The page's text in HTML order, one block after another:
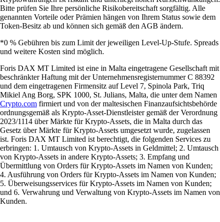
Bitte prüfen Sie Ihre persönliche Risikobereitschaft sorgfältig. Alle
genannten Vorteile oder Prämien hängen von Ihrem Status sowie dem
Token-Besitz ab und können sich gemäß den AGB ändern.
*0 % Gebühren bis zum Limit der jeweiligen Level-Up-Stufe. Spreads
und weitere Kosten sind möglich.
Foris DAX MT Limited ist eine in Malta eingetragene Gesellschaft mit
beschränkter Haftung mit der Unternehmensregisternummer C 88392
und dem eingetragenen Firmensitz auf Level 7, Spinola Park, Triq
Mikiel Ang Borg, SPK 1000, St. Julians, Malta, die unter dem Namen
Crypto.com firmiert und von der maltesischen Finanzaufsichtsbehörde
ordnungsgemäß als Krypto-Asset-Dienstleister gemäß der Verordnung
2023/1114 über Märkte für Krypto-Assets, die in Malta durch das
Gesetz über Märkte für Krypto-Assets umgesetzt wurde, zugelassen
ist. Foris DAX MT Limited ist berechtigt, die folgenden Services zu
erbringen: 1. Umtausch von Krypto-Assets in Geldmittel; 2. Umtausch
von Krypto-Assets in andere Krypto-Assets; 3. Empfang und
Übermittlung von Orders für Krypto-Assets im Namen von Kunden;
4. Ausführung von Orders für Krypto-Assets im Namen von Kunden;
5. Überweisungsservices für Krypto-Assets im Namen von Kunden;
und 6. Verwahrung und Verwaltung von Krypto-Assets im Namen von
Kunden.